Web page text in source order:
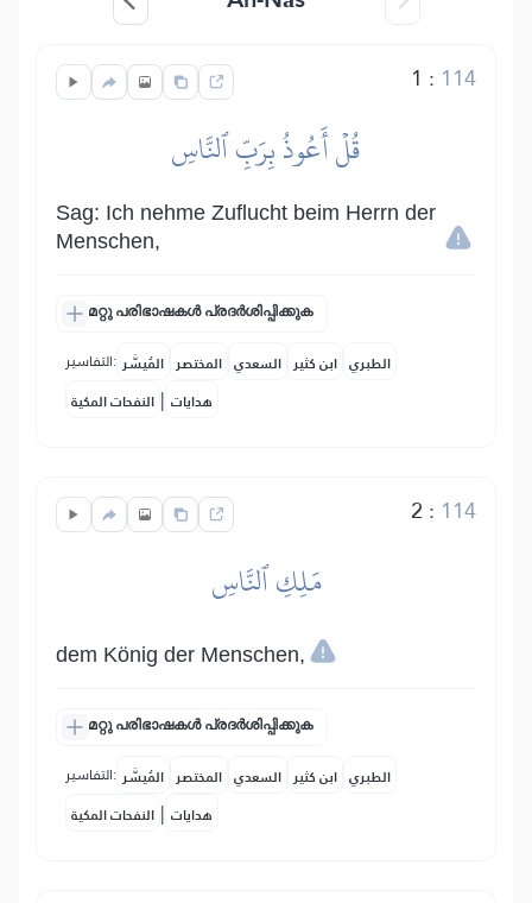
1 : 114
قُلۡ أَعُوذُ بِرَبِّ ٱلنَّاسِ
Sag: Ich nehme Zuflucht beim Herrn der
Menschen,
മറ്റു പരിഭാഷകൾ പ്രദർശിപ്പിക്കുക
التفاسير: المُيسَّر المختصر السعدي ابن كثير الطبري
النفحات المكية | هدايات
2 : 114
مَلِكِ ٱلنَّاسِ
dem König der Menschen,
മറ്റു പരിഭാഷകൾ പ്രദർശിപ്പിക്കുക
التفاسير: المُيسَّر المختصر السعدي ابن كثير الطبري
النفحات المكية | هدايات